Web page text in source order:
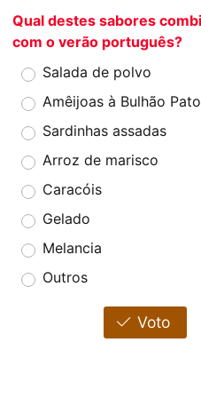
Qual destes sabores
com o verão português?
Salada de polvo
Amêijoas à Bulhão Pato
Sardinhas assadas
Arroz de marisco
Caracóis
Gelado
Melancia
Outros
Voto